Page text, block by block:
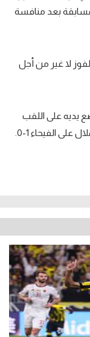
المسابقة بعد منافسة
لا غير من أجل
يديه على اللقب